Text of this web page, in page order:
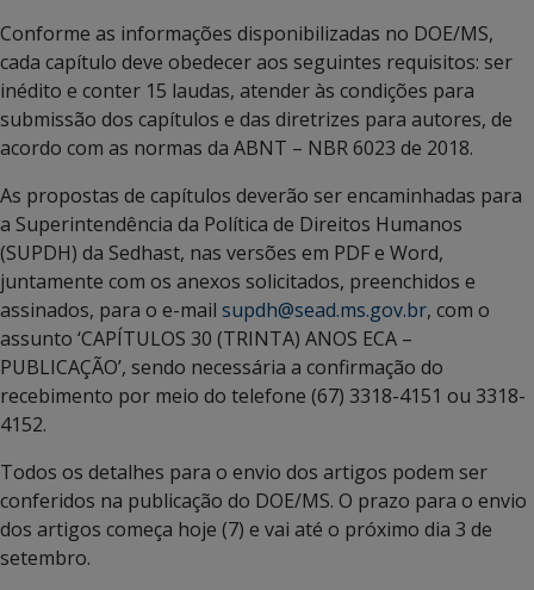
Conforme as informações disponibilizadas no DOE/MS,
cada capítulo deve obedecer aos seguintes requisitos: ser
inédito e conter 15 laudas, atender às condições para
submissão dos capítulos e das diretrizes para autores, de
acordo com as normas da ABNT – NBR 6023 de 2018.
As propostas de capítulos deverão ser encaminhadas para
a Superintendência da Política de Direitos Humanos
(SUPDH) da Sedhast, nas versões em PDF e Word,
juntamente com os anexos solicitados, preenchidos e
assinados, para o e-mail supdh@sead.ms.gov.br, com o
assunto ‘CAPÍTULOS 30 (TRINTA) ANOS ECA –
PUBLICAÇÃO’, sendo necessária a confirmação do
recebimento por meio do telefone (67) 3318-4151 ou 3318-
4152.
Todos os detalhes para o envio dos artigos podem ser
conferidos na publicação do DOE/MS. O prazo para o envio
dos artigos começa hoje (7) e vai até o próximo dia 3 de
setembro.